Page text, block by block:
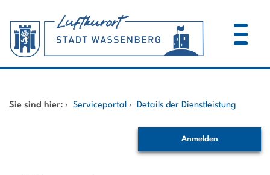
Dienstleistungen A-Z
Sie sind hier: › Serviceportal › Details der Dienstleistung
Anmelden